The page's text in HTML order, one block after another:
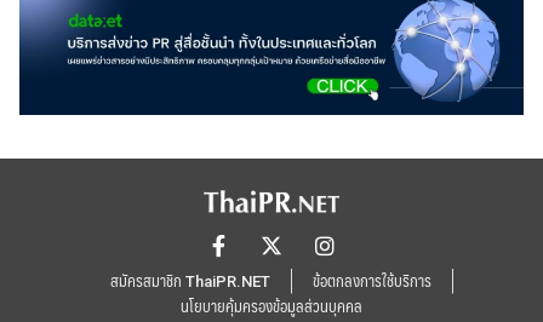
สมัครสมาชิก ThaiPR.NET
ข้อตกลงการใช้บริการ
นโยบายคุ้มครองข้อมูลส่วนบุคคล